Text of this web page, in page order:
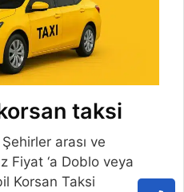
taksi
arası ve
Fiyat ‘a Doblo veya
Korsan Taksi